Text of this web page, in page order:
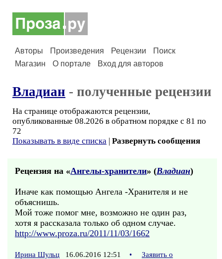
Авторы Произведения Рецензии
Поиск
Магазин
О портале Вход для авторов
Владиан - полученные рецензии
На странице отображаются рецензии,
опубликованные 08.2026 в обратном порядке с 81 по
72
Показывать в виде списка | Развернуть сообщения
Рецензия на «Ангелы-хранители» (Владиан)
Иначе как помощью Ангела -Хранителя и не
объяснишь.
Мой тоже помог мне, возможно не один раз,
хотя я рассказала только об одном случае.
http://www.proza.ru/2011/11/03/1662
Ирина Шульц 16.06.2016 12:51 •
Заявить о